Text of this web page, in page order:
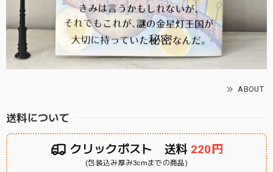
ABOUT
送料について
クリックポスト 送料 220円
(包装込み厚み3cmまでの商品)